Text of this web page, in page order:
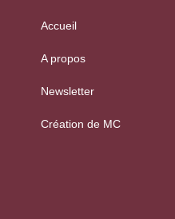
Accueil
A propos
Newsletter
Création de MC